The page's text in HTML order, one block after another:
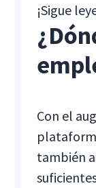
¡Sigue
Con el
también